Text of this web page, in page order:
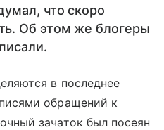
что скоро
Об этом же блогеры
в последнее
обращений к
зачаток был посеян